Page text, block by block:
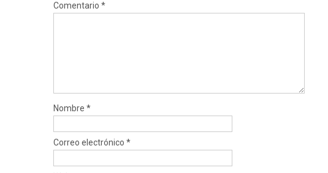
Comentario *
Nombre *
Correo electrónico *